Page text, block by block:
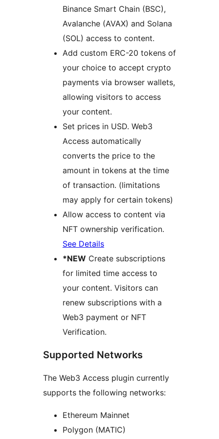
Binance Smart Chain (BSC),
Avalanche (AVAX) and Solana
(SOL) access to content.
Add custom ERC-20 tokens of
your choice to accept crypto
payments via browser wallets,
allowing visitors to access
your content.
Set prices in USD. Web3
Access automatically
converts the price to the
amount in tokens at the time
of transaction. (limitations
may apply for certain tokens)
Allow access to content via
NFT ownership verification.
See Details
*NEW Create subscriptions
for limited time access to
your content. Visitors can
renew subscriptions with a
Web3 payment or NFT
Verification.
Supported Networks
The Web3 Access plugin currently
supports the following networks:
Ethereum Mainnet
Polygon (MATIC)